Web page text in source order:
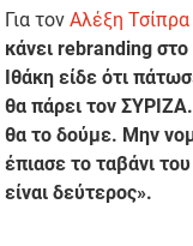
Για τονΑλέξη Τσίπρα
κάνει rebranding
Ιθάκη είδε ότι
θα πάρει τον
θα το δούμε. Μην
έπιασε το ταβάνι
είναι δεύτερος».